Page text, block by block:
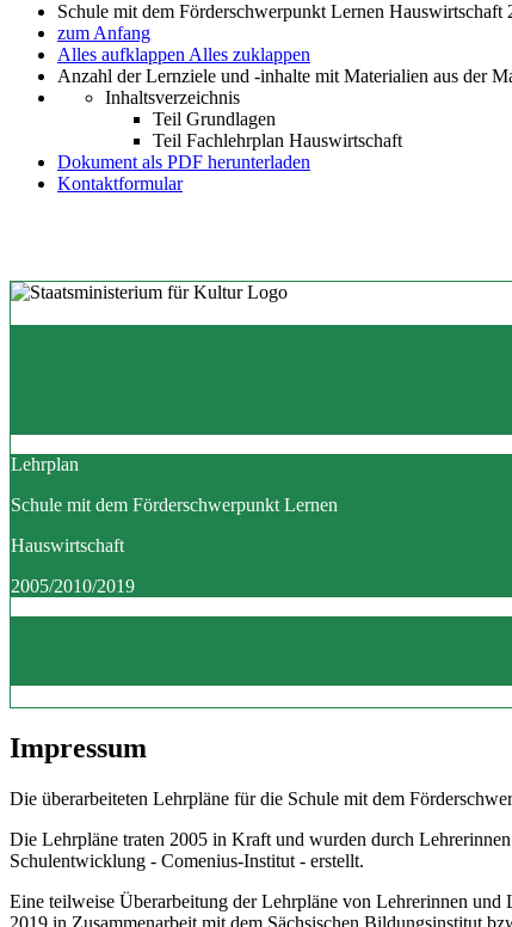
Schule mit dem Förderschwerpunkt Lernen Hauswirtschaft
zum Anfang
Alles aufklappen Alles zuklappen
Anzahl der Lernziele und -inhalte mit Materialien aus der
Inhaltsverzeichnis
Teil Grundlagen
Teil Fachlehrplan Hauswirtschaft
Dokument als PDF herunterladen
Kontaktformular
Lehrplan
Schule mit dem Förderschwerpunkt Lernen
Hauswirtschaft
2005/2010/2019
Impressum
Die überarbeiteten Lehrpläne für die Schule mit dem
Die Lehrpläne traten 2005 in Kraft und wurden durch
Schulentwicklung - Comenius-Institut - erstellt.
Eine teilweise Überarbeitung der Lehrpläne von Lehrerinnen
2019 in Zusammenarbeit mit dem Sächsischen Bildungsinstitut